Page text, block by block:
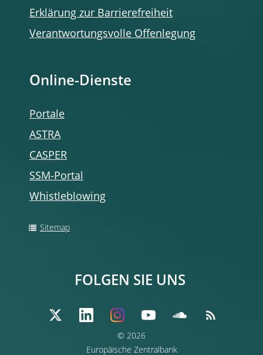
Erklärung zur Barrierefreiheit
Verantwortungsvolle Offenlegung
Online-Dienste
Portale
ASTRA
CASPER
SSM-Portal
Whistleblowing
Sitemap
© 2026
Europäische Zentralbank
FOLGEN SIE UNS